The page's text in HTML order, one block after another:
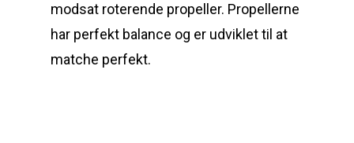
modsat roterende propeller. Propellerne
har perfekt balance og er udviklet til at
matche perfekt.